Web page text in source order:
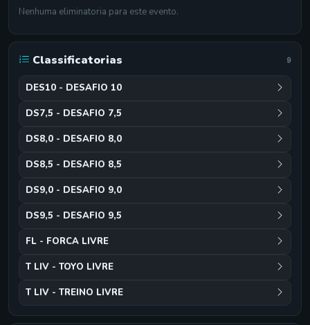
Nenhuma eliminatoria para este evento.
Classificatorias 9
DES10 - DESAFIO 10
DS7,5 - DESAFIO 7,5
DS8,0 - DESAFIO 8,0
DS8,5 - DESAFIO 8,5
DS9,0 - DESAFIO 9,0
DS9,5 - DESAFIO 9,5
FL - FORCA LIVRE
T LIV - TOYO LIVRE
T LIV - TREINO LIVRE